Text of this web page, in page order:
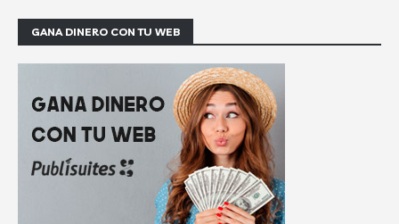
GANA DINERO CON TU WEB